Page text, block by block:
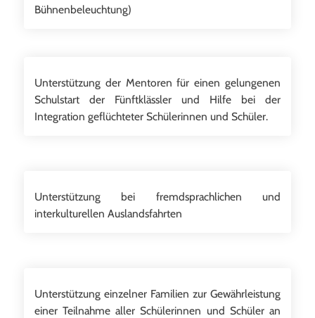
Bühnenbeleuchtung)
Unterstützung der Mentoren für einen gelungenen
Schulstart der Fünftklässler und Hilfe bei der
Integration geflüchteter Schülerinnen und Schüler.
Unterstützung bei fremdsprachlichen und
interkulturellen Auslandsfahrten
Unterstützung einzelner Familien zur Gewährleistung
einer Teilnahme aller Schülerinnen und Schüler an